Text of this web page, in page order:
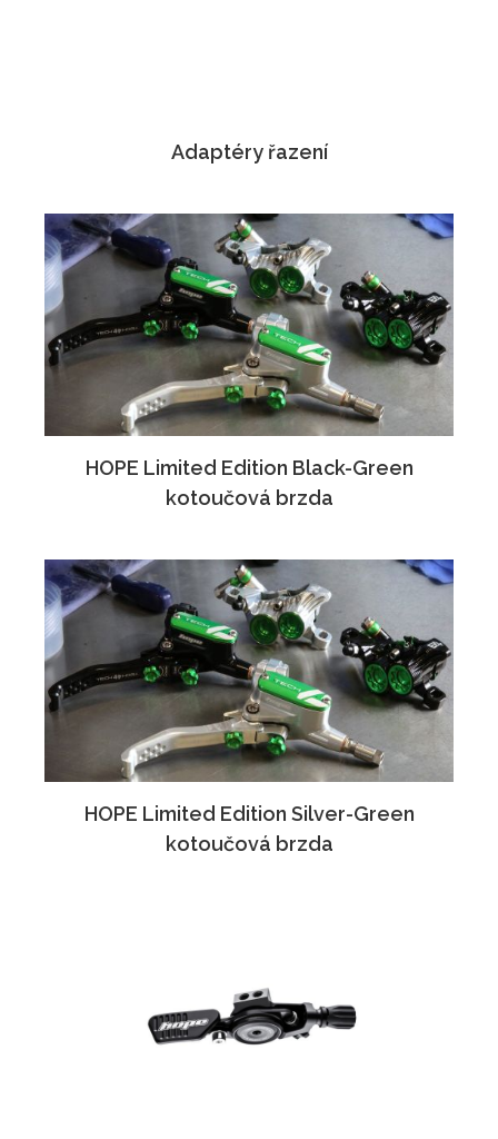
Adaptéry řazení
HOPE Limited Edition Black-Green
kotoučová brzda
HOPE Limited Edition Silver-Green
kotoučová brzda